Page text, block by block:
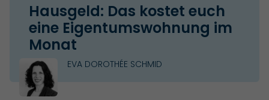
Hausgeld: Das kostet euch
eine Eigentumswohnung im
Monat
EVA DOROTHÉE SCHMID